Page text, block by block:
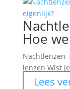
Hoe
Nachtlenzen
lenzen Wist
Lees